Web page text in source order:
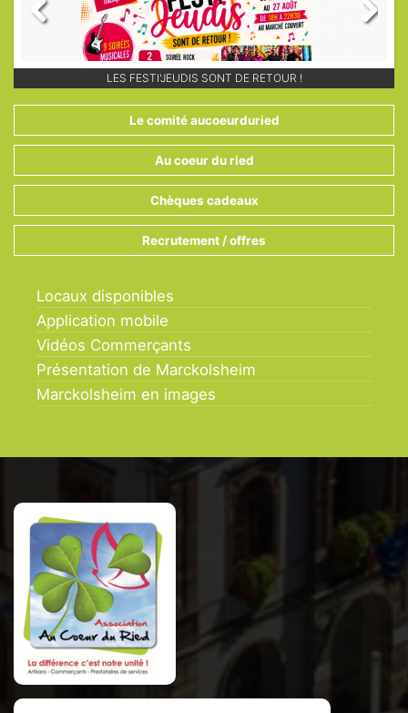
LES FESTI'JEUDIS SONT DE RETOUR !
CONSOMMEZ LOCAL GRÂCE À NOS CHÈQUES CADEAUX !
PLUS DE 60 MEMBRES AU COEUR DU RIED À MARCKOLSHEIM !
Le comité aucoeurduried
Au coeur du ried
Chèques cadeaux
Recrutement / offres
Locaux disponibles
Application mobile
Vidéos Commerçants
Présentation de Marckolsheim
Marckolsheim en images